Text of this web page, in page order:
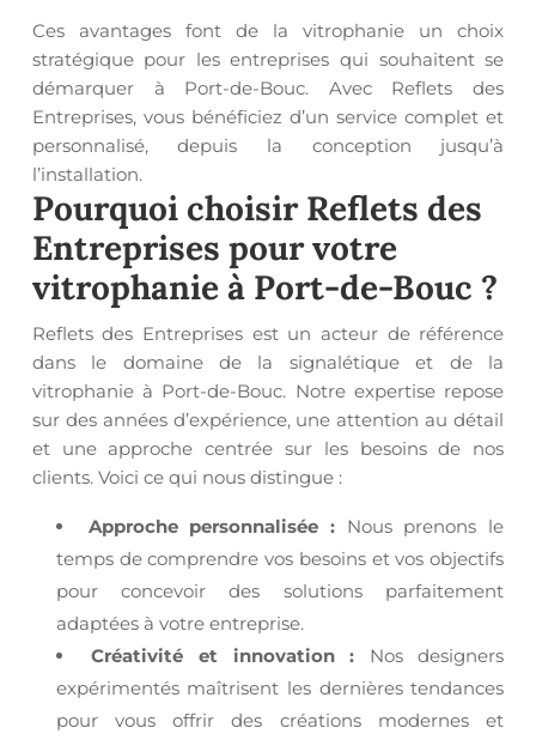
Ces avantages font de la vitrophanie un choix
stratégique pour les entreprises qui souhaitent se
démarquer à Port-de-Bouc. Avec Reflets des
Entreprises, vous bénéficiez d’un service complet et
personnalisé, depuis la conception jusqu’à
l’installation.
Pourquoi choisir Reflets des
Entreprises pour votre
vitrophanie à Port-de-Bouc ?
Reflets des Entreprises est un acteur de référence
dans le domaine de la signalétique et de la
vitrophanie à Port-de-Bouc. Notre expertise repose
sur des années d’expérience, une attention au détail
et une approche centrée sur les besoins de nos
clients. Voici ce qui nous distingue :
Approche personnalisée : Nous prenons le
temps de comprendre vos besoins et vos objectifs
pour concevoir des solutions parfaitement
adaptées à votre entreprise.
Créativité et innovation : Nos designers
expérimentés maîtrisent les dernières tendances
pour vous offrir des créations modernes et